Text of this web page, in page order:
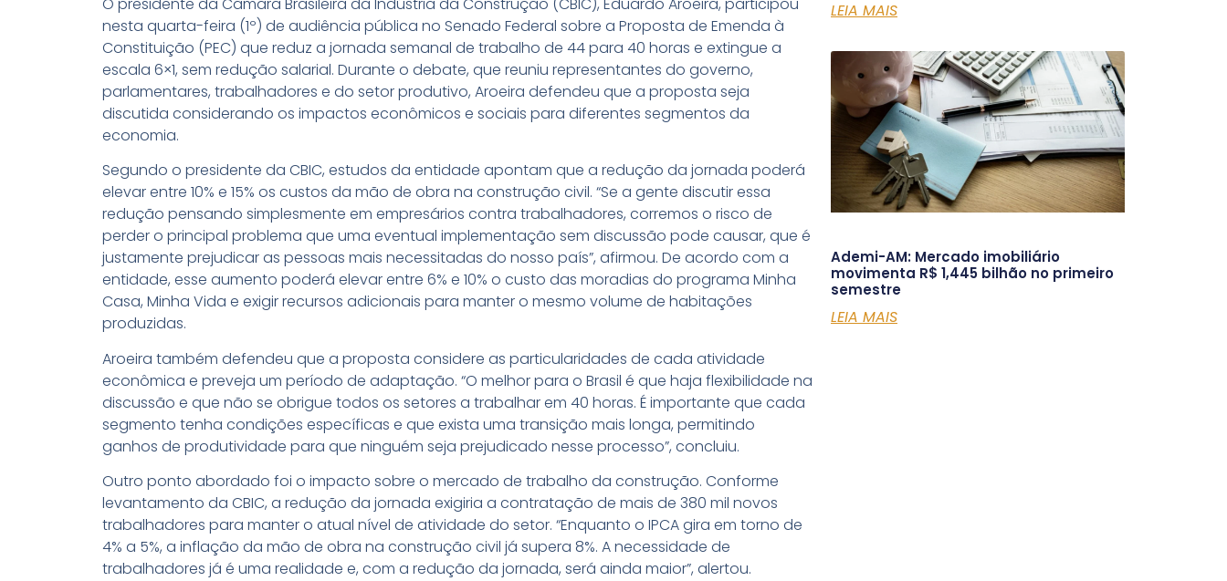
nesta quarta-feira (1º) de audiência pública no Senado Federal sobre a Proposta de Emenda à
Constituição (PEC) que reduz a jornada semanal de trabalho de 44 para 40 horas e extingue a
escala 6×1, sem redução salarial. Durante o debate, que reuniu representantes do governo,
parlamentares, trabalhadores e do setor produtivo, Aroeira defendeu que a proposta seja
discutida considerando os impactos econômicos e sociais para diferentes segmentos da
economia.
Segundo o presidente da CBIC, estudos da entidade apontam que a redução da jornada poderá
elevar entre 10% e 15% os custos da mão de obra na construção civil. “Se a gente discutir essa
redução pensando simplesmente em empresários contra trabalhadores, corremos o risco de
perder o principal problema que uma eventual implementação sem discussão pode causar, que é
justamente prejudicar as pessoas mais necessitadas do nosso país”, afirmou. De acordo com a
entidade, esse aumento poderá elevar entre 6% e 10% o custo das moradias do programa Minha
Casa, Minha Vida e exigir recursos adicionais para manter o mesmo volume de habitações
produzidas.
Aroeira também defendeu que a proposta considere as particularidades de cada atividade
econômica e preveja um período de adaptação. “O melhor para o Brasil é que haja flexibilidade na
discussão e que não se obrigue todos os setores a trabalhar em 40 horas. É importante que cada
segmento tenha condições específicas e que exista uma transição mais longa, permitindo
ganhos de produtividade para que ninguém seja prejudicado nesse processo”, concluiu.
Outro ponto abordado foi o impacto sobre o mercado de trabalho da construção. Conforme
levantamento da CBIC, a redução da jornada exigiria a contratação de mais de 380 mil novos
trabalhadores para manter o atual nível de atividade do setor. “Enquanto o IPCA gira em torno de
4% a 5%, a inflação da mão de obra na construção civil já supera 8%. A necessidade de
trabalhadores já é uma realidade e, com a redução da jornada, será ainda maior”, alertou.
LEIA MAIS
Ademi-AM: Mercado imobiliário
movimenta R$ 1,445 bilhão no primeiro
semestre
LEIA MAIS